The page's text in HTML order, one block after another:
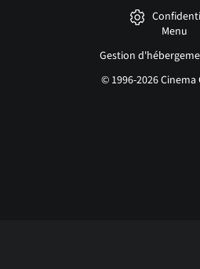
Menu
Gestion
© 1996-2026 Cinema